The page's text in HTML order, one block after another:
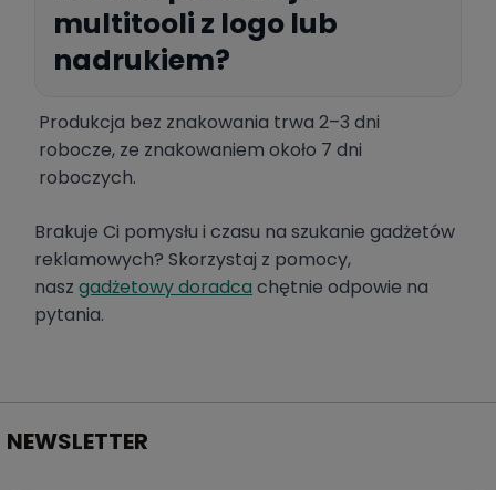
multitooli z logo lub
nadrukiem?
Produkcja bez znakowania trwa 2–3 dni
robocze, ze znakowaniem około 7 dni
roboczych.
Brakuje Ci pomysłu i czasu na szukanie gadżetów
reklamowych? Skorzystaj z pomocy,
nasz gadżetowy doradca chętnie odpowie na
pytania.
NEWSLETTER